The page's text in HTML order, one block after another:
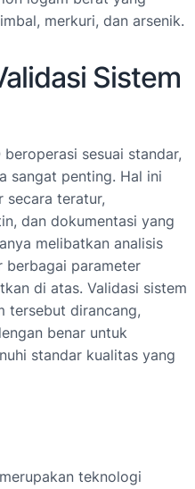
merkuri, dan arsenik.
Sistem
sesuai standar,
sangat penting. Hal ini
secara teratur,
dan dokumentasi yang
melibatkan analisis
berbagai parameter
di atas. Validasi sistem
tersebut dirancang,
benar untuk
standar kualitas yang
teknologi